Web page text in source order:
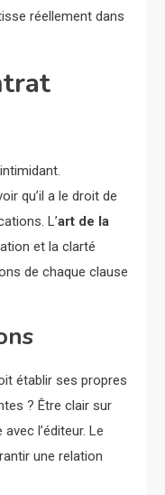
réellement dans
qu’il a le droit de
L’art de la
et la clarté
de chaque clause
établir ses propres
? Être clair sur
l’éditeur. Le
une relation